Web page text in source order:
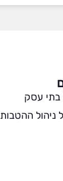
בתי עסק
ניהול ההטבות